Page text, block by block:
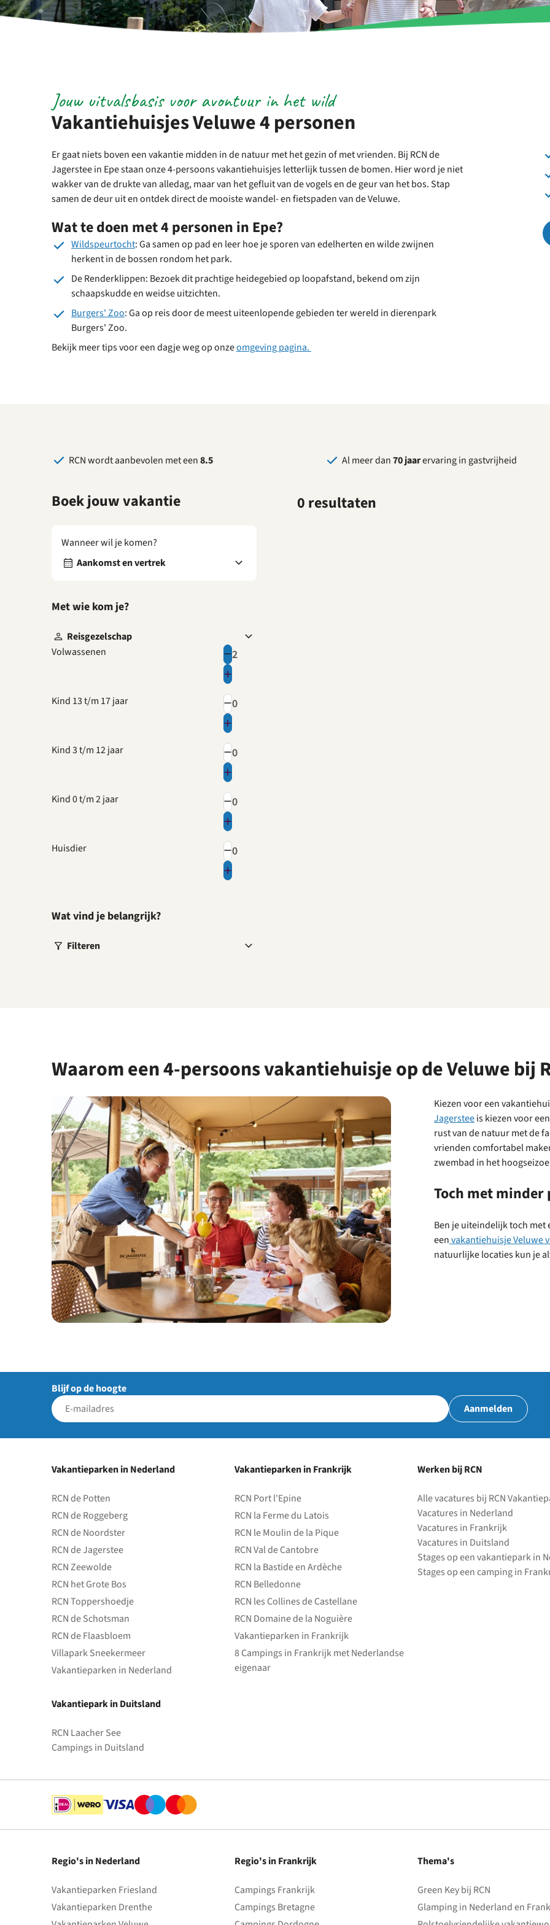
Vakantiehuisjes Veluwe 4 personen
Jouw uitvalsbasis voor avontuur in het wild
Er gaat niets boven een vakantie midden in de natuur met het gezin of met vrienden. Bij RCN de
Jagerstee in Epe staan onze 4-persoons vakantiehuisjes letterlijk tussen de bomen. Hier word je niet
wakker van de drukte van alledag, maar van het gefluit van de vogels en de geur van het bos. Stap
samen de deur uit en ontdek direct de mooiste wandel- en fietspaden van de Veluwe.
Wat te doen met 4 personen in Epe?
Wildspeurtocht: Ga samen op pad en leer hoe je sporen van edelherten en wilde zwijnen
herkent in de bossen rondom het park.
De Renderklippen: Bezoek dit prachtige heidegebied op loopafstand, bekend om zijn
schaapskudde en weidse uitzichten.
Burgers' Zoo: Ga op reis door de meest uiteenlopende gebieden ter wereld in dierenpark
Burgers' Zoo.
Bekijk meer tips voor een dagje weg op onzeomgeving pagina.
RCN wordt aanbevolen met een8.5 Al meer dan70 jaarervaring in gastvrijheid
Boek jouw vakantie
Wanneer wil je komen?
Aankomst en vertrek
Met wie kom je?
Reisgezelschap
Volwassenen
Kind 13 t/m 17 jaar
Kind 3 t/m 12 jaar
Kind 0 t/m 2 jaar
Huisdier
Wat vind je belangrijk?
Filteren
0 resultaten
Waarom een 4-persoons vakantiehuisje op de Veluwe bij
Kiezen voor een
Jagersteeis kiezen voor
rust van de natuur met de
vrienden comfortabel
zwembad in het
Toch met
Ben je uiteindelijk toch met
eenvakantiehuisje Veluwe
natuurlijke locaties kun je
Blijf op de hoogte
Aanmelden
Vakantieparken in Nederland
RCN de Potten
RCN de Roggeberg
RCN de Noordster
RCN de Jagerstee
RCN Zeewolde
RCN het Grote Bos
RCN Toppershoedje
RCN de Schotsman
RCN de Flaasbloem
Villapark Sneekermeer
Vakantieparken in Nederland
Vakantiepark in Duitsland
RCN Laacher See
Campings in Duitsland
Vakantieparken in Frankrijk
RCN Port l'Epine
RCN la Ferme du Latois
RCN le Moulin de la Pique
RCN Val de Cantobre
RCN la Bastide en Ardèche
RCN Belledonne
RCN les Collines de Castellane
RCN Domaine de la Noguière
Vakantieparken in Frankrijk
8 Campings in Frankrijk met Nederlandse
eigenaar
Werken bij RCN
Alle vacatures bij RCN
Vacatures in Nederland
Vacatures in Frankrijk
Vacatures in Duitsland
Stages op een vakantiepark in
Stages op een camping in
Regio's in Nederland
Vakantieparken Friesland
Vakantieparken Drenthe
Regio's in Frankrijk
Campings Frankrijk
Campings Bretagne
Thema's
Green Key bij RCN
Glamping in Nederland en